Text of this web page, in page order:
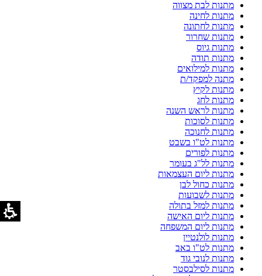
מתנות לבת מצווה
מתנות לחינה
מתנות לחתונה
מתנות שחרור
מתנות גיוס
מתנות תודה
מתנות למילואים
מתנה למפקד/ת
מתנות לקיץ
מתנות לחג
מתנות לראש השנה
מתנות לסוכות
מתנות לחנוכה
מתנות לט"ו בשבט
מתנות לפורים
מתנות לל"ג בעומר
מתנות ליום העצמאות
מתנות כחול לבן
מתנות לשבועות
מתנות למזל בתולה
מתנות ליום האישה
מתנות ליום המשפחה
מתנות לולנטיין
מתנות לט"ו באב
מתנות לנובי גוד
מתנות לסילבסטר